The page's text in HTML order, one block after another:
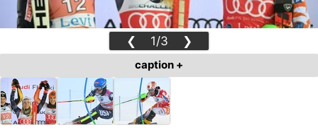
❮ 1/3 ❯
caption +